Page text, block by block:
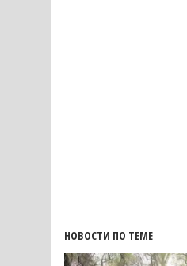
НОВОСТИ ПО ТЕМЕ